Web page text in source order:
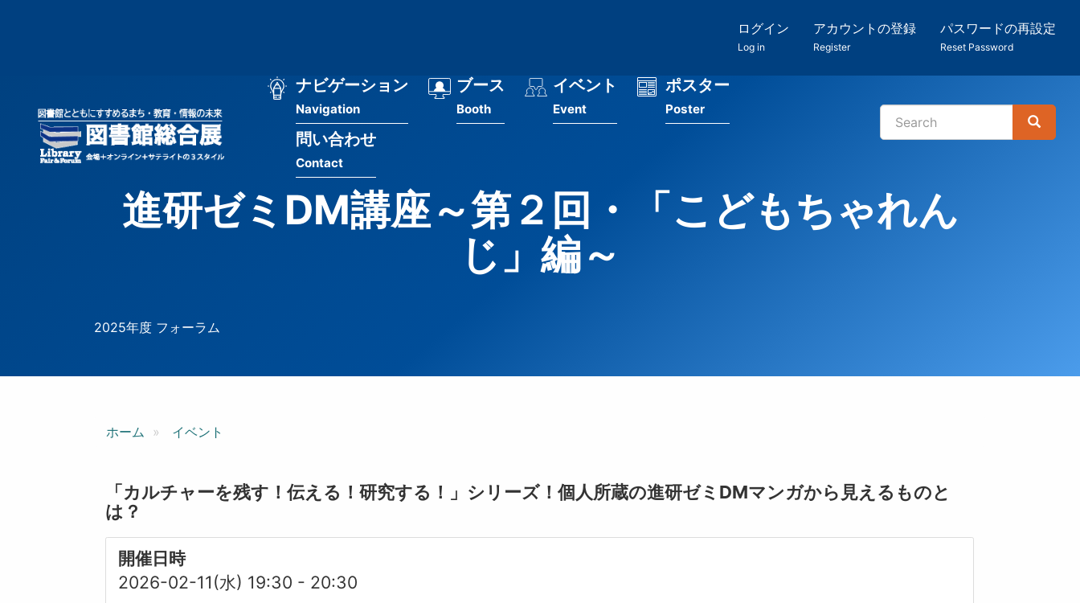
ー
ザ
ログイン
Log in
アカウントの登録
Register
パスワードの再設定
Reset Password
メ
ナ
ビ
ン
ナビゲーション
Navigation
ブース
Booth
イベント
Event
ポスター
Poster
問い合わせ
Contact
検
Search
Search
進研ゼミDM講座～第２回・「こどもちゃれん
じ」編～
2025年度 フォーラム
ホーム イベント
「カルチャーを残す！伝える！研究する！」シリーズ！個人所蔵の進研ゼミDMマンガから見えるものと
は？
開催日時
2026-02-11(水) 19:30 - 20:30